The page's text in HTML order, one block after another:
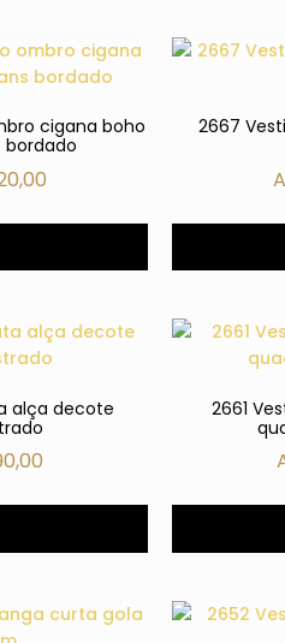
cigana boho
bordado
2667
alça decote
2661